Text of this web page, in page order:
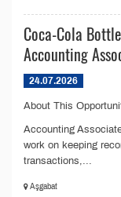
Coca-Сola
Аccounting
24.07.2026
About This
Accounting
work on keeping
transactions,...
Aşgabat